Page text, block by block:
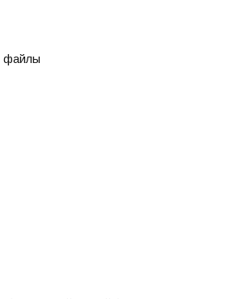
файлы